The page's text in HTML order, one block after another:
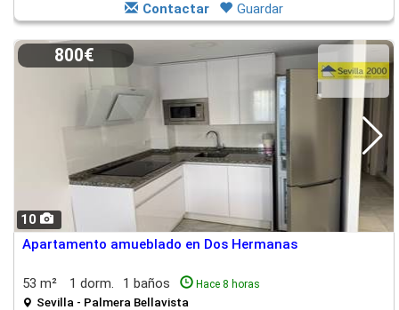
Contactar Guardar
10
800€
Apartamento amueblado en Dos Hermanas
53 m² 1 dorm. 1 baños Hace 8 horas
Sevilla - Palmera Bellavista